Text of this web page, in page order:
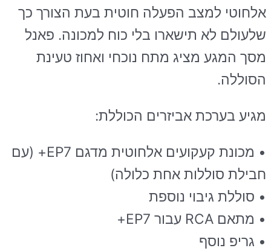
אלחוטי למצב הפעלה חוטית בעת הצורך כך
שלעולם לא תישארו בלי כוח למכונה. פאנל
מסך המגע מציג מתח נוכחי ואחוז טעינת
הסוללה.
מגיע בערכת אביזרים הכוללת:
• מכונת קעקועים אלחוטית מדגם EP7+ (עם
חבילת סוללות אחת כלולה)
• סוללת גיבוי נוספת
• מתאם RCA עבור EP7+
• גריפ נוסף